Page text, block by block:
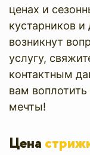
ценах и
кустарников
возникнут
услугу,
контактным
вам
мечты!
Цена